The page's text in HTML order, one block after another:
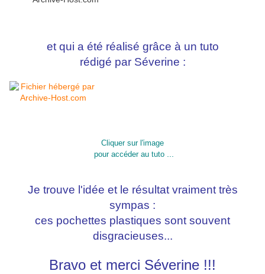
et qui a été réalisé grâce à un tuto
rédigé par Séverine :
Cliquer sur l'image
pour accéder au tuto...
Je trouve l'idée et le résultat vraiment très
sympas :
ces pochettes plastiques sont souvent
disgracieuses...
Bravo et merci Séverine !!!